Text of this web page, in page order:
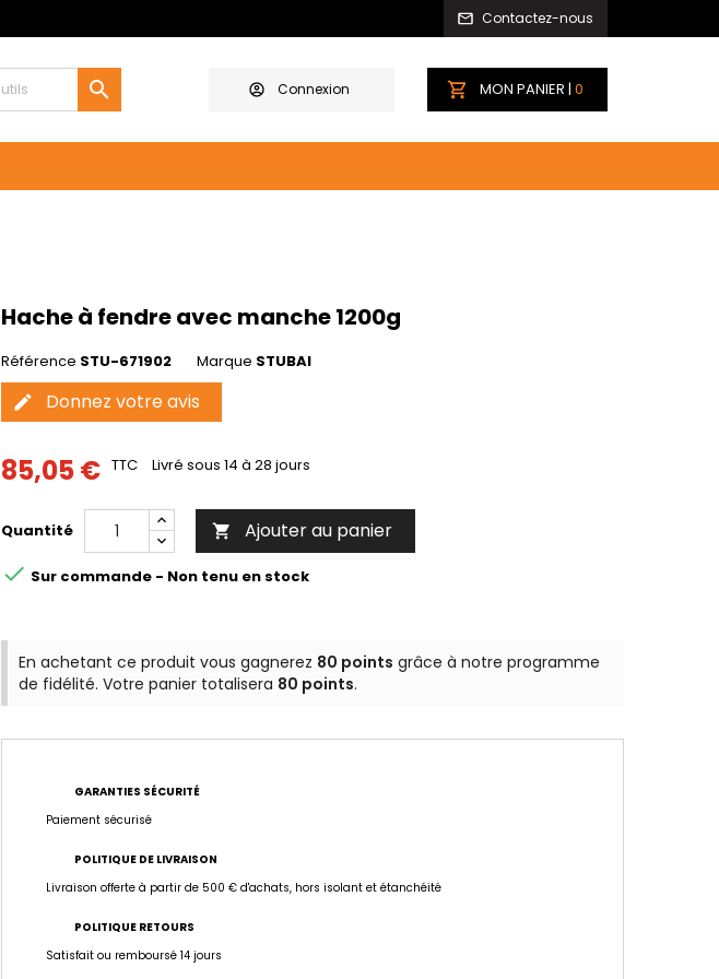
Contactez-nous
 Connexion MON PANIER | 0
Hache à fendre avec manche 1200g
Référence STU-671902 Marque STUBAI
edit Donnez votre avis
85,05 € TTC Livré sous 14 à 28 jours
Quantité  Ajouter au panier
 Sur commande - Non tenu en stock
En achetant ce produit vous gagnerez 80 points grâce à notre programme
de fidélité. Votre panier totalisera 80 points.
GARANTIES SÉCURITÉ
Paiement sécurisé
POLITIQUE DE LIVRAISON
Livraison offerte à partir de 500 € d'achats, hors isolant et étanchéité
POLITIQUE RETOURS
Satisfait ou remboursé 14 jours